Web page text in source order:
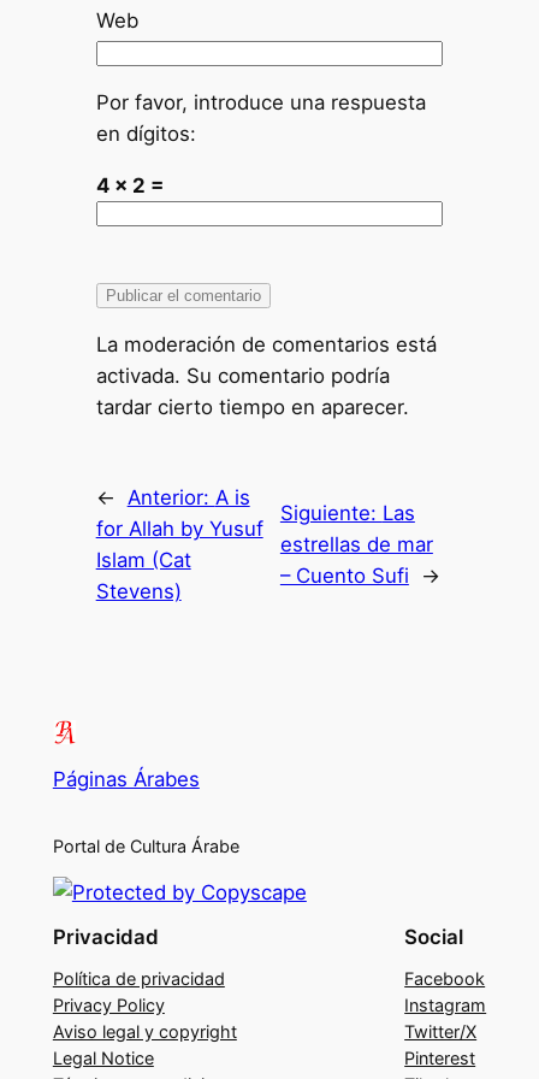
Web
Por favor, introduce una respuesta
en dígitos:
4 × 2 =
La moderación de comentarios está
activada. Su comentario podría
tardar cierto tiempo en aparecer.
← Anterior: A is
for Allah by Yusuf
Islam (Cat
Stevens)
Siguiente: Las
estrellas de mar
– Cuento Sufi
→
Páginas Árabes
Portal de Cultura Árabe
Privacidad
Política de privacidad
Privacy Policy
Aviso legal y copyright
Legal Notice
Social
Facebook
Instagram
Twitter/X
Pinterest